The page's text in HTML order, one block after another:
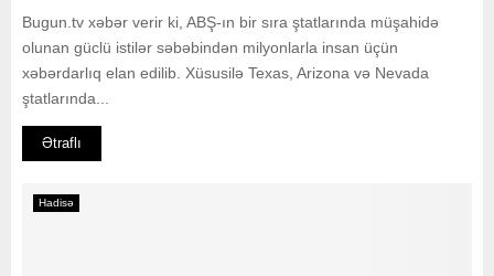
Bugun.tv xəbər verir ki, ABŞ-ın bir sıra ştatlarında müşahidə
olunan güclü istilər səbəbindən milyonlarla insan üçün
xəbərdarlıq elan edilib. Xüsusilə Texas, Arizona və Nevada
ştatlarında...
Ətraflı
Hadisə